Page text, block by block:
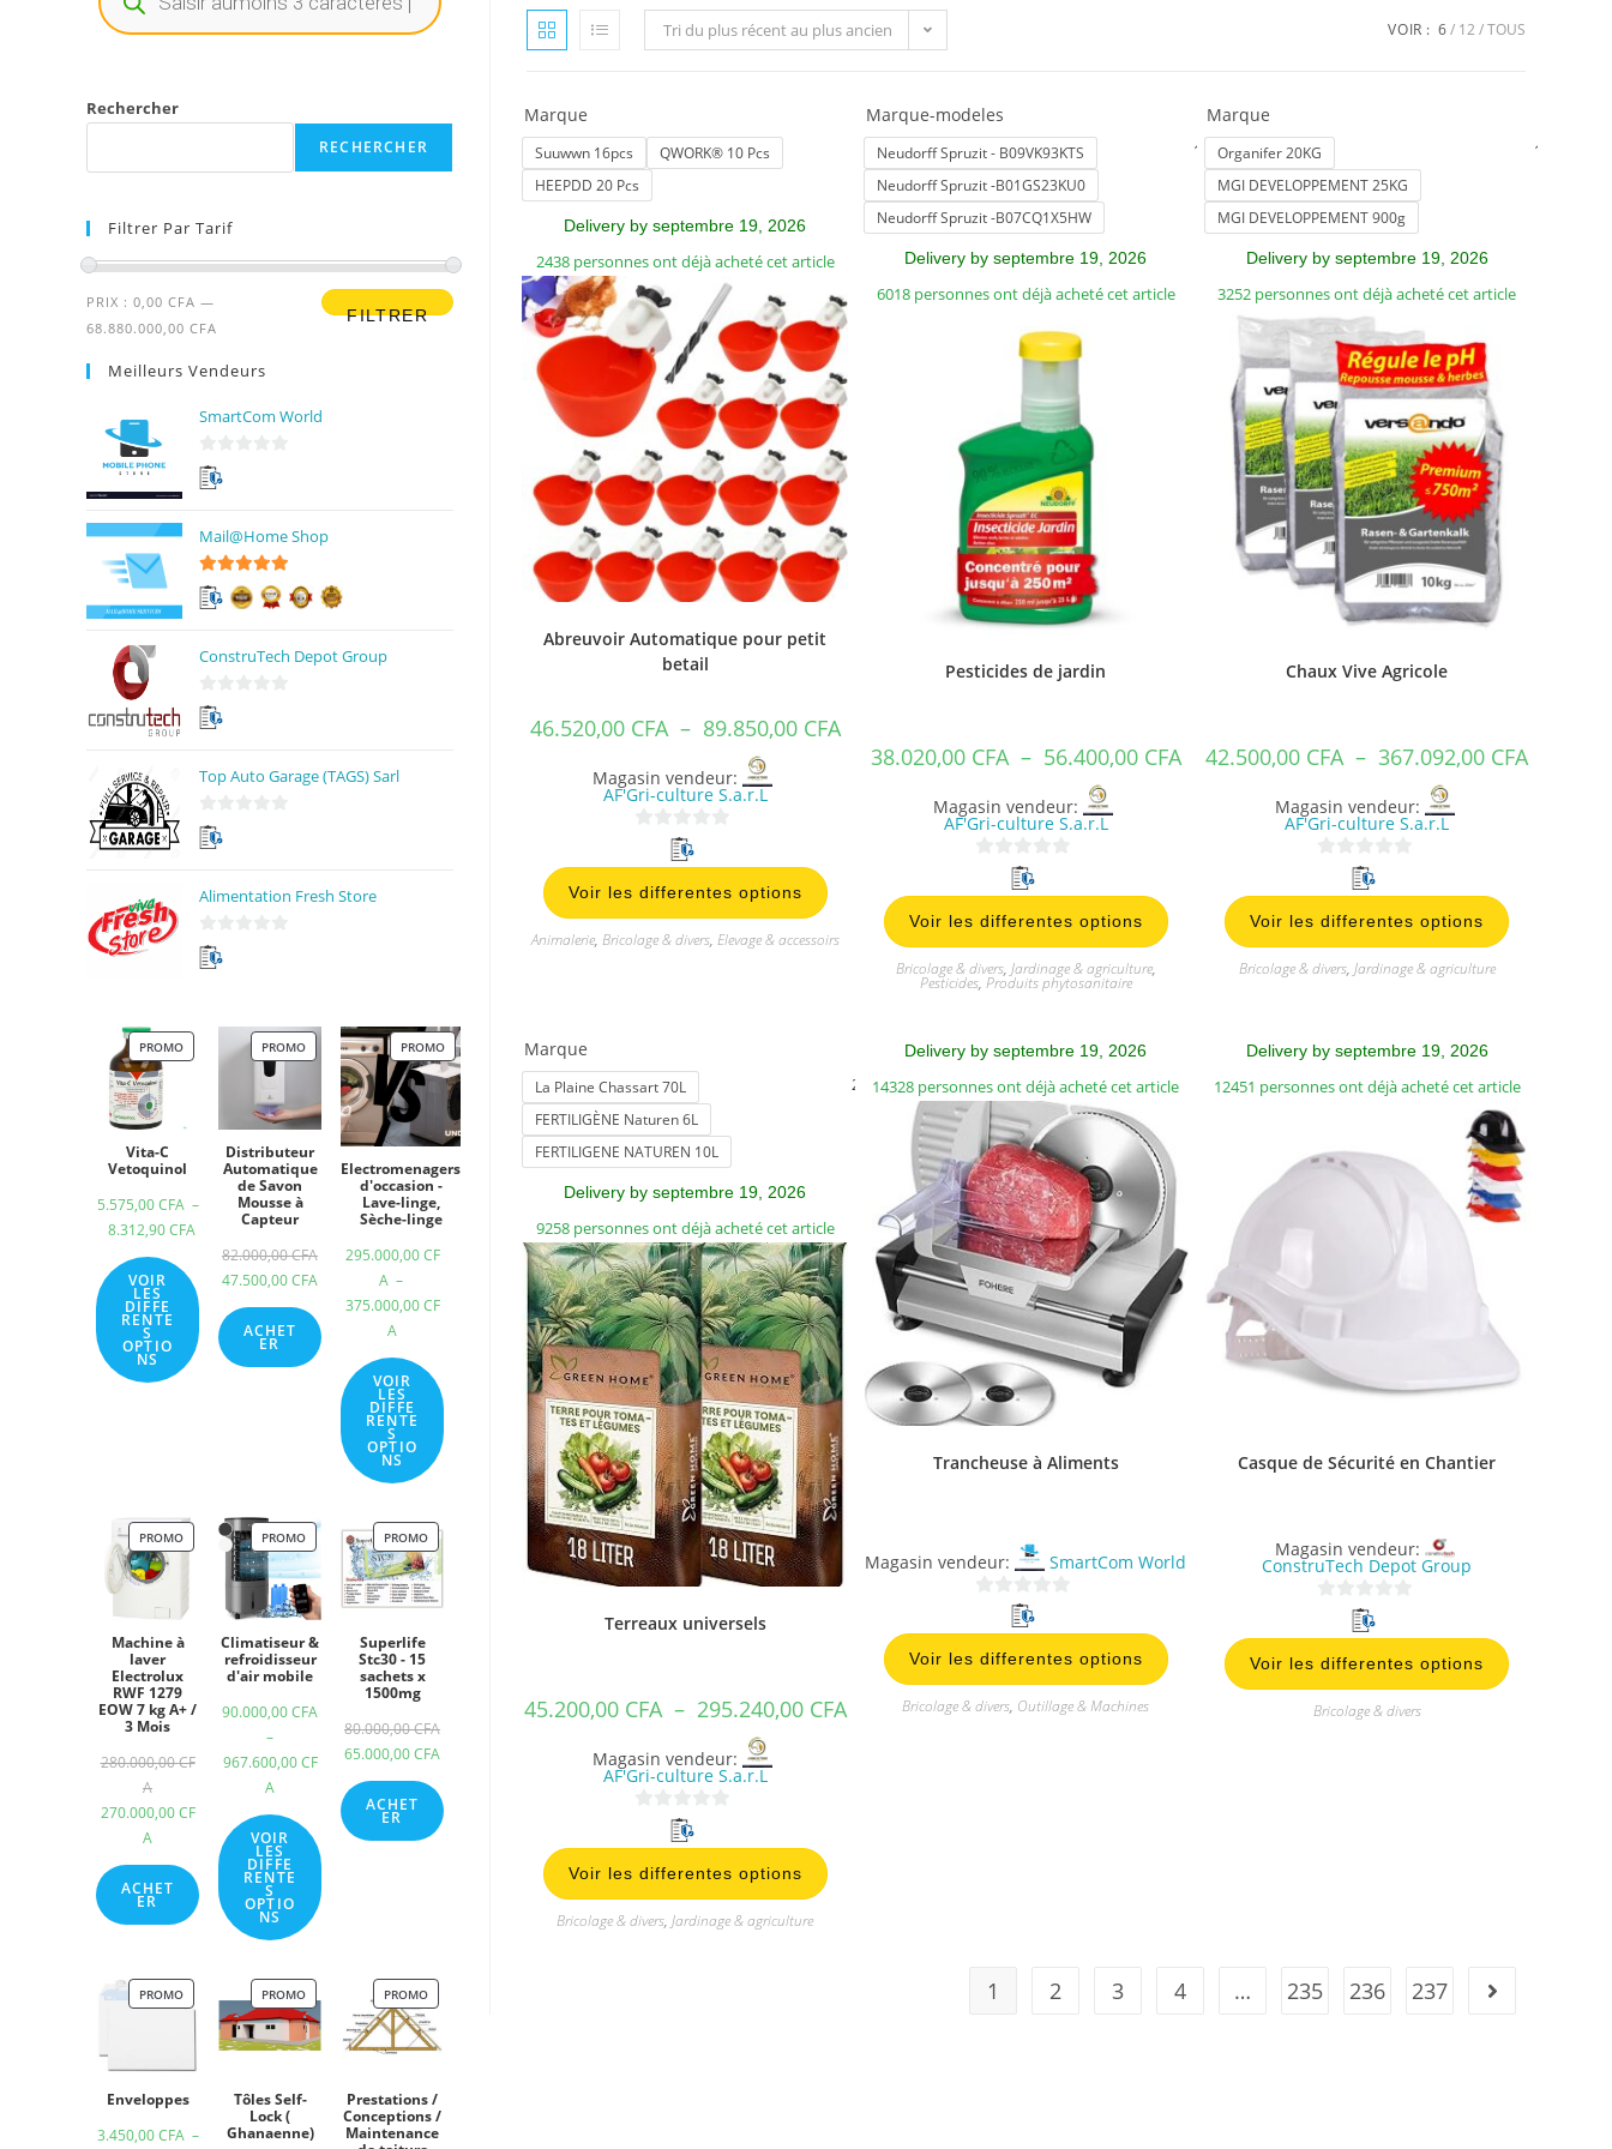
Tri du plus récent au plus ancien VOIR : 6 12 TOUS
Marque
Suuwwn 16pcs
QWORK® 10 Pcs
HEEPDD 20 Pcs
Delivery by septembre 19, 2026
2438 personnes ont déjà acheté cet article
Abreuvoir Automatique pour petit
betail
46.520,00 CFA – 89.850,00 CFA
Magasin vendeur:
AF'Gri-culture S.a.r.L
s
u
r
5
Voir les differentes options
Animalerie, Bricolage & divers, Elevage & accessoirs
Marque-modeles
Neudorff Spruzit - B09VK93KTS
Neudorff Spruzit -B01GS23KU0
Neudorff Spruzit -B07CQ1X5HW
1 More
Delivery by septembre 19, 2026
6018 personnes ont déjà acheté cet article
Pesticides de jardin
38.020,00 CFA – 56.400,00 CFA
Magasin vendeur:
AF'Gri-culture S.a.r.L
s
u
r
5
Voir les differentes options
Bricolage & divers, Jardinage & agriculture,
Pesticides, Produits phytosanitaire
Marque
Organifer 20KG
MGI DEVELOPPEMENT 25KG
MGI DEVELOPPEMENT 900g
1 More
Delivery by septembre 19, 2026
3252 personnes ont déjà acheté cet article
Chaux Vive Agricole
42.500,00 CFA – 367.092,00 CFA
Magasin vendeur:
AF'Gri-culture S.a.r.L
s
u
r
5
Voir les differentes options
Bricolage & divers, Jardinage & agriculture
Marque
La Plaine Chassart 70L
FERTILIGÈNE Naturen 6L
FERTILIGENE NATUREN 10L
2 More
Delivery by septembre 19, 2026
9258 personnes ont déjà acheté cet article
Terreaux universels
45.200,00 CFA – 295.240,00 CFA
Magasin vendeur:
AF'Gri-culture S.a.r.L
s
u
r
5
Voir les differentes options
Bricolage & divers,Jardinage & agriculture
Delivery by septembre 19, 2026
14328 personnes ont déjà acheté cet article
Trancheuse à Aliments
Magasin vendeur: SmartCom World
s
u
r
5
Voir les differentes options
Bricolage & divers, Outillage & Machines
Delivery by septembre 19, 2026
12451 personnes ont déjà acheté cet article
Casque de Sécurité en Chantier
Magasin vendeur:
ConstruTech Depot Group
s
u
r
5
Voir les differentes options
Bricolage & divers
1 2 3 4 … 235 236 237
Rechercher
RECHERCHER
Filtrer Par Tarif
FILTRER
PRIX : 0,00 CFA —
68.880.000,00 CFA
Meilleurs Vendeurs
SmartCom World
0
s
r
5
Mail@Home Shop
5sur 5
ConstruTech Depot Group
0
s
r
Top Auto Garage (TAGS) Sarl
0
s
r
Alimentation Fresh Store
0
s
PROMO
Vita-C
Vetoquinol
5.575,00CFA –
8.312,90CFA
VOIR
LES
DIFFE
RENTE
S
OPTIO
NS
PROMO
Distributeur
Automatique
de Savon
Mousse à
Capteur
82.000,00CFA
47.500,00CFA
ACHET
ER
PROMO
Electromenagers
d'occasion -
Lave-linge,
Sèche-linge
295.000,00CF
A –
375.000,00CF
A
VOIR
LES
DIFFE
RENTE
S
OPTIO
NS
PROMO
Machine à
laver
Electrolux
RWF 1279
EOW 7 kg A+ /
3 Mois
280.000,00CF
A
270.000,00CF
A
ACHET
ER
PROMO
Climatiseur &
refroidisseur
d'air mobile
90.000,00CFA
–
967.600,00CF
A
VOIR
LES
DIFFE
RENTE
S
OPTIO
NS
PROMO
Superlife
Stc30 - 15
sachets x
1500mg
80.000,00CFA
65.000,00CFA
ACHET
ER
PROMO
Enveloppes
3.450,00CFA –
PROMO
Tôles Self-
Lock (
Ghanaenne)
PROMO
Prestations /
Conceptions /
Maintenance